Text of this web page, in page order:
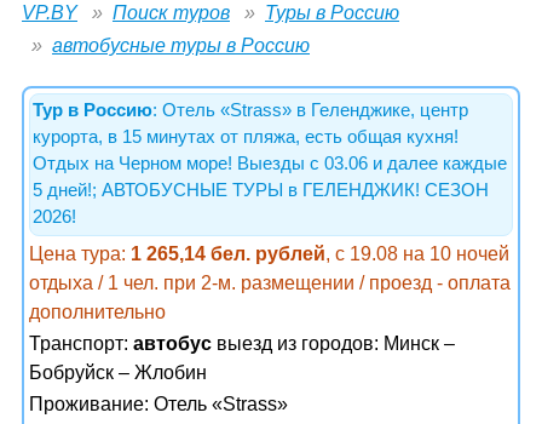
VP.BY Поиск туров
Туры в Россию
автобусные туры в Россию
Тур в Россию: Отель «Strass» в Геленджике, центр
курорта, в 15 минутах от пляжа, есть общая кухня!
Отдых на Черном море! Выезды с 03.06 и далее каждые
5 дней!; АВТОБУСНЫЕ ТУРЫ в ГЕЛЕНДЖИК! СЕЗОН
2026!
Цена тура: 1 265,14 бел. рублей, с 19.08 на 10 ночей
отдыха / 1 чел. при 2-м. размещении / проезд - оплата
дополнительно
Транспорт: автобус выезд из городов: Минск –
Бобруйск – Жлобин
Проживание: Отель «Strass»